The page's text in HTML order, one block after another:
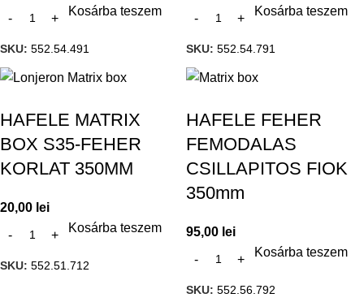
Kosárba teszem
SKU: 552.54.491
Kosárba teszem
SKU: 552.54.791
HAFELE MATRIX
BOX S35-FEHER
KORLAT 350MM
20,00 lei
Kosárba teszem
SKU: 552.51.712
HAFELE FEHER
FEMODALAS
CSILLAPITOS FIOK
350mm
95,00 lei
Kosárba teszem
SKU: 552.56.792